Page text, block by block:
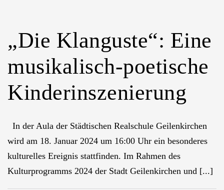
„Die Klanguste“: Eine
musikalisch-poetische
Kinderinszenierung
In der Aula der Städtischen Realschule Geilenkirchen
wird am 18. Januar 2024 um 16:00 Uhr ein besonderes
kulturelles Ereignis stattfinden. Im Rahmen des
Kulturprogramms 2024 der Stadt Geilenkirchen und [...]